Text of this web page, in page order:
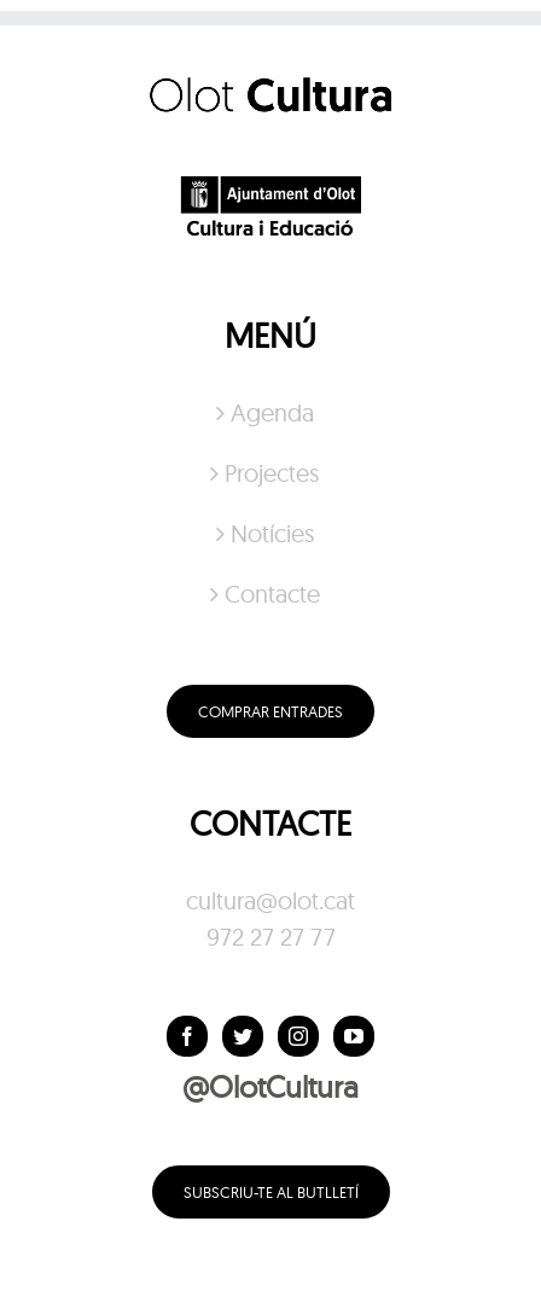
MENÚ
Agenda
Projectes
Notícies
Contacte
COMPRAR ENTRADES
CONTACTE
cultura@olot.cat
972 27 27 77
@OlotCultura
SUBSCRIU-TE AL BUTLLETÍ